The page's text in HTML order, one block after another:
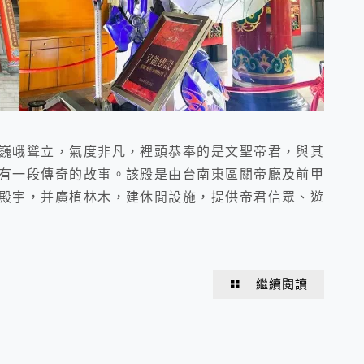
峨聳立，氣度非凡，裡頭恭奉的是文聖帝君，與其
一段傳奇的故事。該殿是由台南東區關帝廳及前甲
宇，并廣植林木，建休閒設施，提供帝君信眾、遊
繼續閱讀